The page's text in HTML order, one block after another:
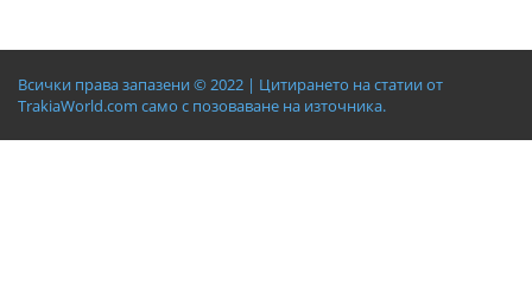
Всички права запазени © 2022 | Цитирането на статии от
TrakiaWorld.com само с позоваване на източника.